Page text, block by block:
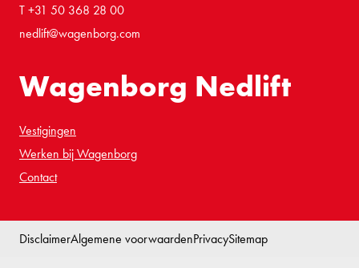
T +31 50 368 28 00
nedlift@wagenborg.com
Wagenborg Nedlift
Vestigingen
Werken bij Wagenborg
Contact
DisclaimerAlgemene voorwaardenPrivacySitemap